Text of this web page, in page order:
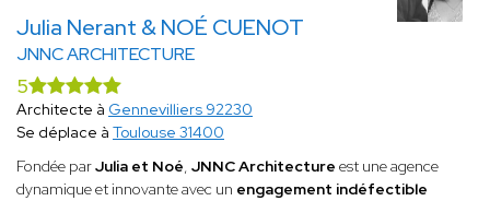
Julia Nerant & NOÉ CUENOT
JNNC ARCHITECTURE
5
Architecte à Gennevilliers 92230
Se déplace à Toulouse 31400
Fondée parJulia et Noé, JNNC Architecture est une agence
dynamique et innovante avec un engagement indéfectible